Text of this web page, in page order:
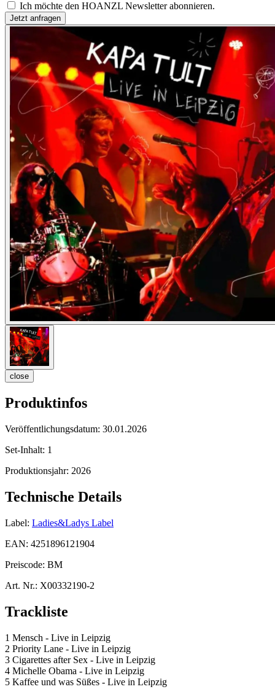
Ich möchte den HOANZL Newsletter abonnieren.
close
Produktinfos
Veröffentlichungsdatum: 30.01.2026
Set-Inhalt: 1
Produktionsjahr: 2026
Technische Details
Label: Ladies&Ladys Label
EAN: 4251896121904
Preiscode: BM
Art. Nr.: X00332190-2
Trackliste
1 Mensch - Live in Leipzig
2 Priority Lane - Live in Leipzig
3 Cigarettes after Sex - Live in Leipzig
4 Michelle Obama - Live in Leipzig
5 Kaffee und was Süßes - Live in Leipzig